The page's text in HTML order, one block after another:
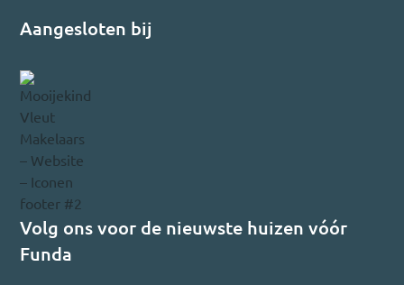
Aangesloten bij
Volg ons voor de nieuwste huizen vóór
Funda